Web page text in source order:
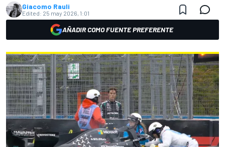
Giacomo Rauli
Edited: 25 may 2026, 1:01
AÑADIR COMO FUENTE PREFERENTE